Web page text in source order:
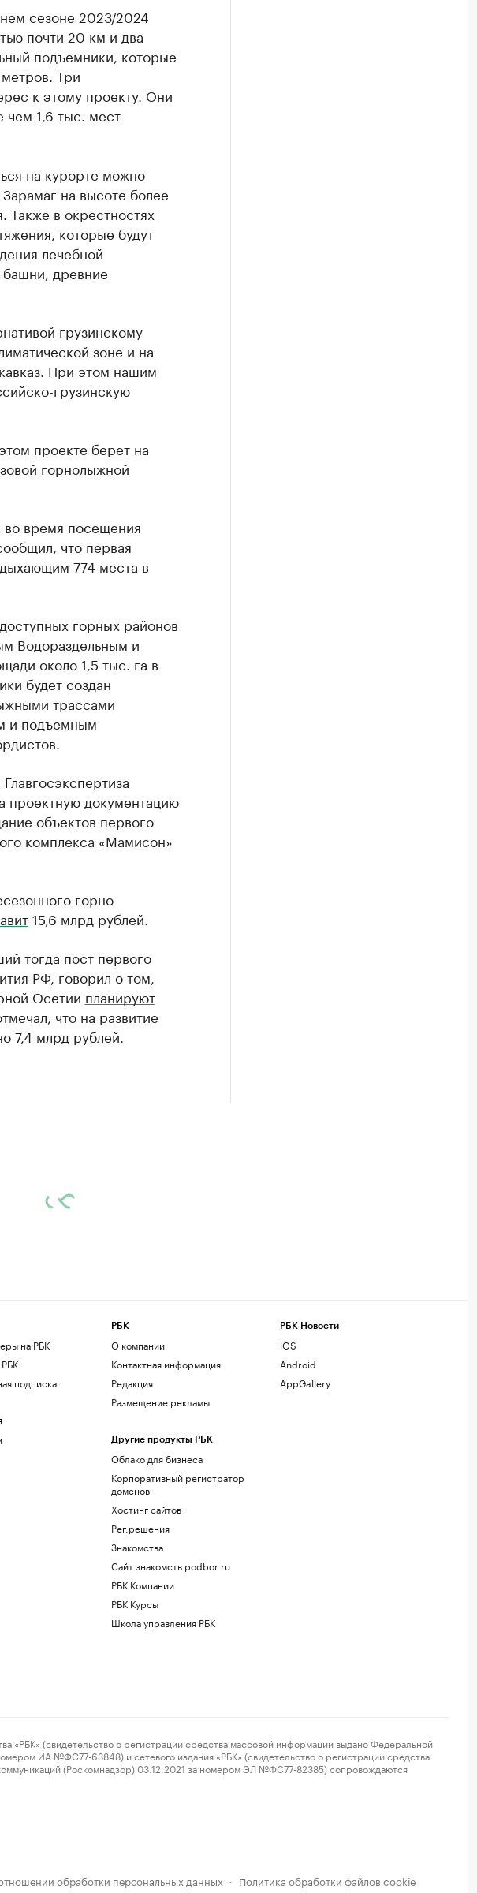
сезоне 2023/2024
почти 20 км и два
подъемники, которые
Три
к этому проекту. Они
чем 1,6 тыс. мест
на курорте можно
на высоте более
Также в окрестностях
которые будут
лечебной
древние
грузинскому
зоне и на
При этом нашим
грузинскую
проекте берет на
горнолыжной
время посещения
что первая
774 места в
горных районов
Водораздельным и
около 1,5 тыс. га в
будет создан
трассами
и подъемным
проектную документацию
объектов первого
комплекса «Мамисон»
горно-
15,6 млрд рублей.
тогда пост первого
РФ, говорил о том,
Осетии планируют
что на развитие
7,4 млрд рублей.
на РБК
подписка
РБК
О компании
Контактная информация
Редакция
Размещение рекламы
Другие продукты РБК
Облако для бизнеса
Корпоративный регистратор
доменов
Хостинг сайтов
Рег.решения
Знакомства
Сайт знакомств podbor.ru
РБК Компании
РБК Курсы
Школа управления РБК
РБК Новости
iOS
Android
AppGallery
(свидетельство о регистрации средства массовой информации выдано Федеральной
ИА №ФС77-63848) и сетевого издания «РБК» (свидетельство о регистрации средства
(Роскомнадзор) 03.12.2021 за номером ЭЛ №ФС77-82385) сопровождаются
обработки персональных данных · Политика обработки файлов cookie